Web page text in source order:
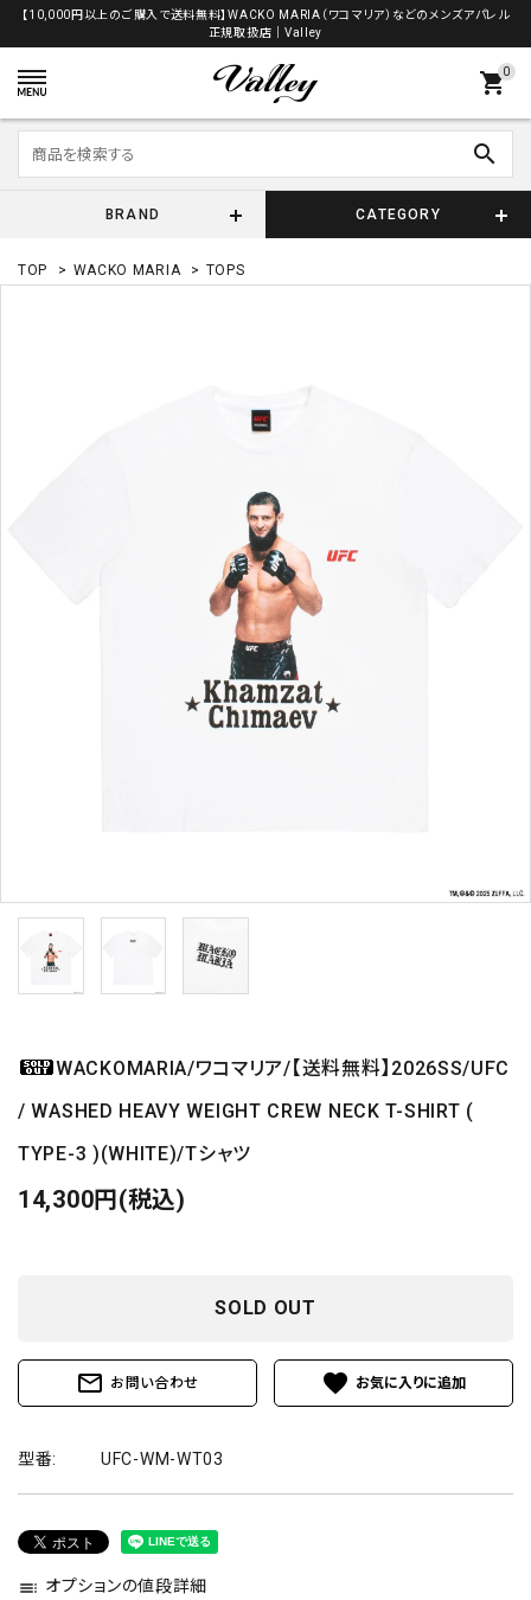
【10,000円以上のご購入で送料無料】WACKO MARIA（ワコマリア）などのメンズアパレル
正規取扱店│Valley
0
shopping_cart
search
BRAND CATEGORY
TOP > WACKO MARIA > TOPS
WACKOMARIA/ワコマリア/【送料無料】2026SS/UFC
/ WASHED HEAVY WEIGHT CREW NECK T-SHIRT (
TYPE-3 )(WHITE)/Tシャツ
14,300円(税込)
SOLD OUT
mail_outline お問い合わせ favorite
型番: UFC-WM-WT03
toc オプションの値段詳細